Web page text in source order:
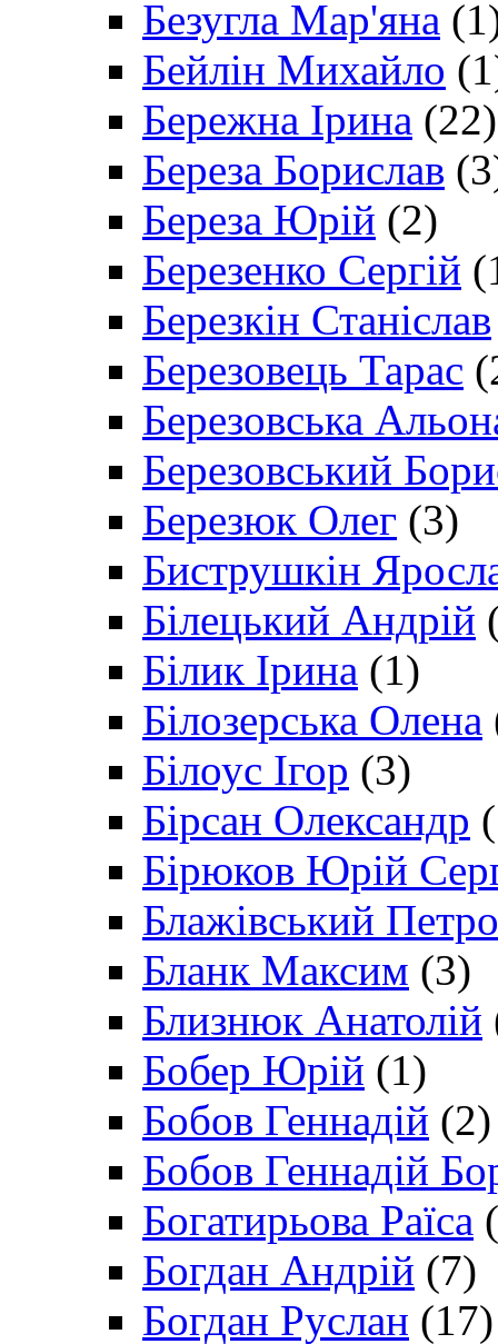
Безугла Мар'яна
Бейлін Михайло
Бережна Ірина (22)
Береза Борислав
Береза Юрій (2)
Березенко Сергій
Березкін Станіслав
Березовець Тарас
Березовська
Березовський
Березюк Олег (3)
Биструшкін
Білецький Андрій
Білик Ірина (1)
Білозерська Олена
Білоус Ігор (3)
Бірсан Олександр
Бірюков Юрій
Блажівський Петро
Бланк Максим (3)
Близнюк Анатолій
Бобер Юрій (1)
Бобов Геннадій (2)
Бобов Геннадій
Богатирьова Раїса
Богдан Андрій (7)
Богдан Руслан (17)